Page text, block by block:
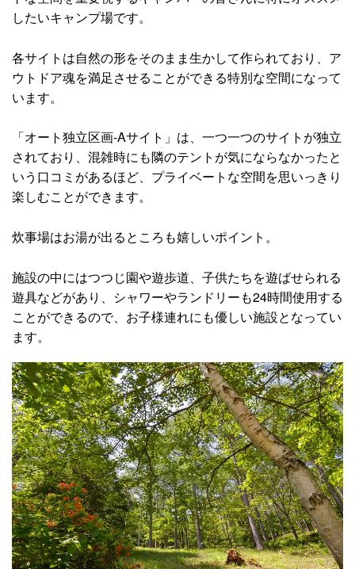
したいキャンプ場です。
各サイトは自然の形をそのまま生かして作られており、ア
ウトドア魂を満足させることができる特別な空間になって
います。
「オート独立区画-Aサイト」は、一つ一つのサイトが独立
されており、混雑時にも隣のテントが気にならなかったと
いう口コミがあるほど、プライベートな空間を思いっきり
楽しむことができます。
炊事場はお湯が出るところも嬉しいポイント。
施設の中にはつつじ園や遊歩道、子供たちを遊ばせられる
遊具などがあり、シャワーやランドリーも24時間使用する
ことができるので、お子様連れにも優しい施設となってい
ます。